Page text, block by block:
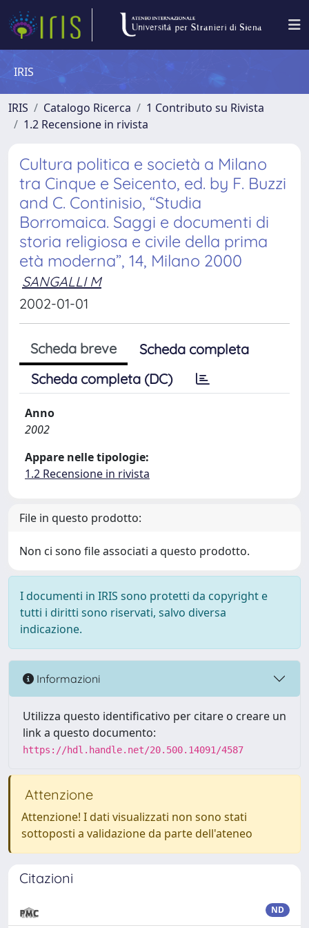
IRIS
IRIS Catalogo Ricerca
1 Contributo su Rivista
1.2 Recensione in rivista
Cultura politica e società a Milano
tra Cinque e Seicento, ed. by F. Buzzi
and C. Continisio, “Studia
Borromaica. Saggi e documenti di
storia religiosa e civile della prima
età moderna”, 14, Milano 2000
SANGALLI M
2002-01-01
Scheda breve
Scheda completa
Scheda completa (DC)
Anno
2002
Appare nelle tipologie:
1.2 Recensione in rivista
File in questo prodotto:
Non ci sono file associati a questo prodotto.
I documenti in IRIS sono protetti da copyright e
tutti i diritti sono riservati, salvo diversa
indicazione.
Informazioni
Utilizza questo identificativo per citare o creare un
link a questo documento:
https://hdl.handle.net/20.500.14091/4587
Attenzione
Attenzione! I dati visualizzati non sono stati
sottoposti a validazione da parte dell'ateneo
Citazioni
ND